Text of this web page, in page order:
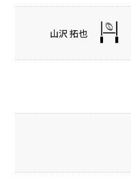
山沢 拓也